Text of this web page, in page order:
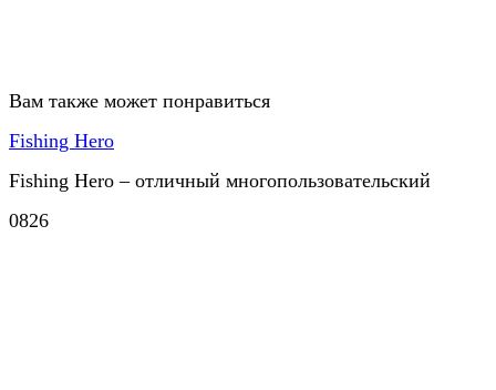
Вам также может понравиться
Fishing Hero
Fishing Hero – отличный многопользовательский
0826